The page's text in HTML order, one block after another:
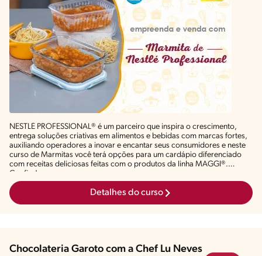
NESTLÉ PROFESSIONAL® é um parceiro que inspira o crescimento,
entrega soluções criativas em alimentos e bebidas com marcas fortes,
auxiliando operadores a inovar e encantar seus consumidores e neste
curso de Marmitas você terá opções para um cardápio diferenciado
com receitas deliciosas feitas com o produtos da linha MAGGI®.
Confira!
Detalhes do curso
Chocolateria Garoto com a Chef Lu Neves